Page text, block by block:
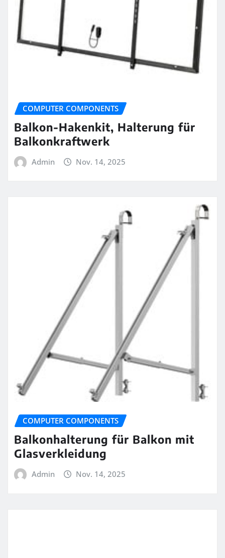
COMPUTER COMPONENTS
Balkon-Hakenkit, Halterung für
Balkonkraftwerk
Admin Nov. 14, 2025
COMPUTER COMPONENTS
Balkonhalterung für Balkon mit
Glasverkleidung
Admin Nov. 14, 2025